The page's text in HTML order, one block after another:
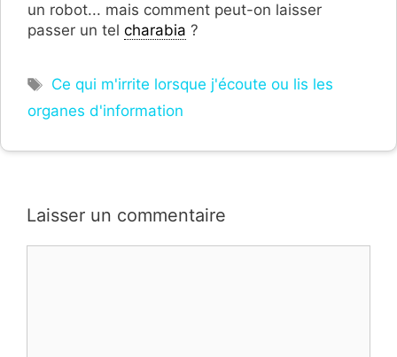
un robot... mais comment peut-on laisser
passer un tel charabia ?
Étiquettes
Ce qui m'irrite lorsque j'écoute ou lis les
organes d'information
Laisser un commentaire